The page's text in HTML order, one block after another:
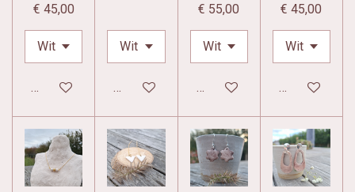
€ 45,00
In winkelwagenIn winkelwagen
€ 55,00
In winkelwagen
€ 45,00
In